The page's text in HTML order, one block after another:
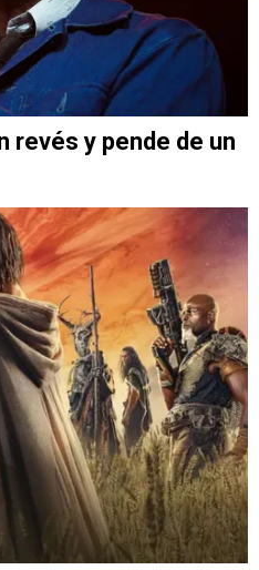
revés y pende de un